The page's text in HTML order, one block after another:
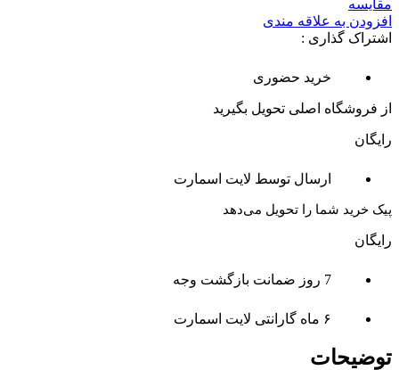
مقایسه
افزودن به علاقه مندی
اشتراک گذاری :
خرید حضوری
از فروشگاه اصلی تحویل بگیرید
رایگان
ارسال توسط لایت اسمارت
پیک خرید شما را تحویل می‌دهد
رایگان
7 روز ضمانت بازگشت وجه
۶ ماه گارانتی لایت اسمارت
توضیحات